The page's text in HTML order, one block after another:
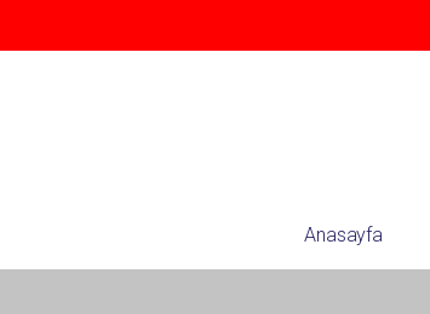
Anasayfa